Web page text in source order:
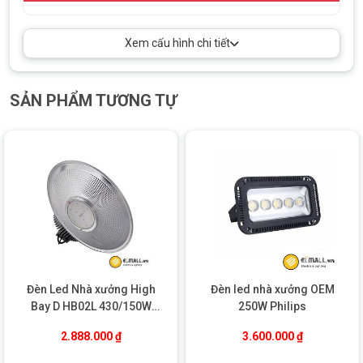
Góc chiếu rộng 120 độ
, ánh sáng phân bố đồng đều,
Đèn led nhà xưởng 90W BY218P LED90 PSU Philips
Xem cấu hình chi tiết
SẢN PHẨM TƯƠNG TỰ
Đèn Led Nhà xưởng High
Bay D HB02L 430/150W
2.888.000₫
Đèn led nhà xưởng OEM
250W Philips
3.600.000₫